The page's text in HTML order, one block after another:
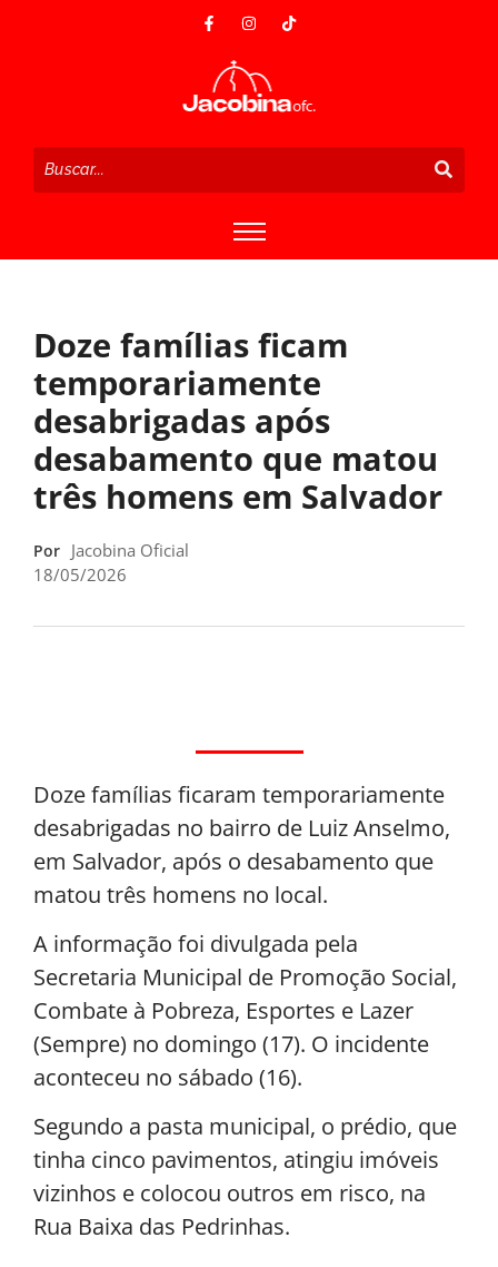
Doze famílias ficam
temporariamente
desabrigadas após
desabamento que matou
três homens em Salvador
Por Jacobina Oficial
18/05/2026
Doze famílias ficaram temporariamente
desabrigadas no bairro de Luiz Anselmo,
em Salvador, após o desabamento que
matou três homens no local.
A informação foi divulgada pela
Secretaria Municipal de Promoção Social,
Combate à Pobreza, Esportes e Lazer
(Sempre) no domingo (17). O incidente
aconteceu no sábado (16).
Segundo a pasta municipal, o prédio, que
tinha cinco pavimentos, atingiu imóveis
vizinhos e colocou outros em risco, na
Rua Baixa das Pedrinhas.